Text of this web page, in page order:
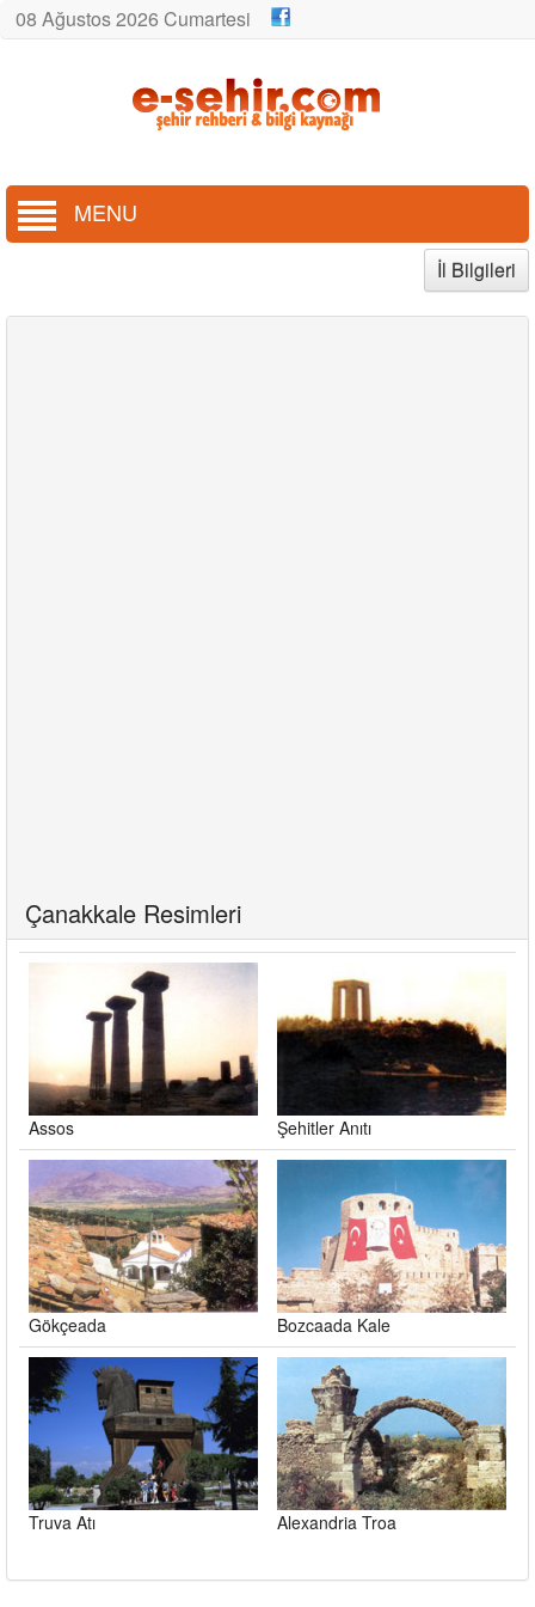
08 Ağustos 2026 Cumartesi
MENU
İl Bilgileri
Çanakkale Resimleri
Assos Şehitler Anıtı
Gökçeada Bozcaada Kale
Truva Atı Alexandria Troa